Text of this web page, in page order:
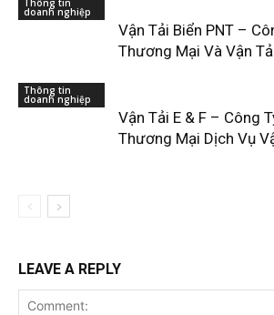
Thông tin
doanh nghiệp
Vận Tải Biển PNT –
Thương Mại Và Vận
Thông tin
doanh nghiệp
Vận Tải E & F – Công
Thương Mại Dịch Vụ
LEAVE A REPLY